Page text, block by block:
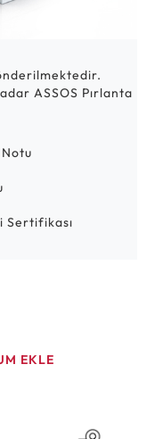
ASSOS Pırlanta
Sertifikası
EKLE